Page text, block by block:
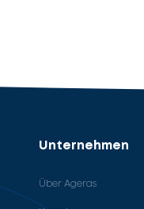
Unternehmen
Über Ageras